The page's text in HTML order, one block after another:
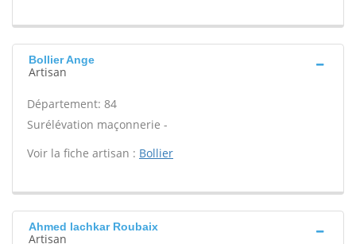
Bollier Ange
Artisan
Département: 84
Surélévation maçonnerie -
Voir la fiche artisan : Bollier
Ahmed lachkar Roubaix
Artisan